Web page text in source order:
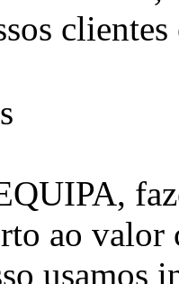
ao valor
usamos